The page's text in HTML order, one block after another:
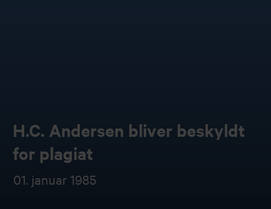
H.C. Andersen bliver beskyldt
for plagiat
01. januar 1985